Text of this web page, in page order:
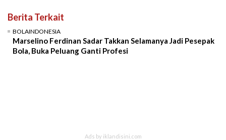
Berita Terkait
BOLAINDONESIA
Marselino Ferdinan Sadar Takkan Selamanya Jadi Pesepak
Bola, Buka Peluang Ganti Profesi